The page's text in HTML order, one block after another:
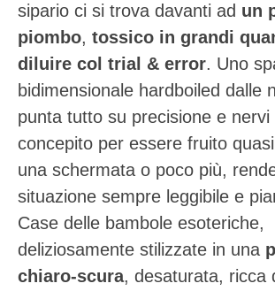
sipario ci si trova davanti ad un
piombo, tossico in grandi
diluire col trial & error. Uno
bidimensionale hardboiled dalle
punta tutto su precisione e nervi
concepito per essere fruito
una schermata o poco più,
situazione sempre leggibile e
Case delle bambole esoteriche,
deliziosamente stilizzate in una
chiaro-scura, desaturata, ricca